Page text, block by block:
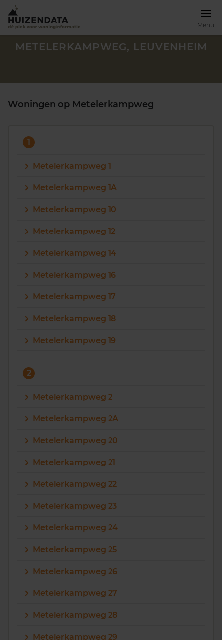
Menu
088 220 4200
Maandag t/m vrijdag - 08:00 -18:00
METELERKAMPWEG, LEUVENHEIM
Woningen op Metelerkampweg
1
Metelerkampweg 1
Metelerkampweg 1A
Metelerkampweg 10
Metelerkampweg 12
Metelerkampweg 14
Metelerkampweg 16
Metelerkampweg 17
Metelerkampweg 18
Metelerkampweg 19
2
Metelerkampweg 2
Metelerkampweg 2A
Metelerkampweg 20
Metelerkampweg 21
Metelerkampweg 22
Metelerkampweg 23
Metelerkampweg 24
Metelerkampweg 25
Metelerkampweg 26
Metelerkampweg 27
Metelerkampweg 28
Metelerkampweg 29